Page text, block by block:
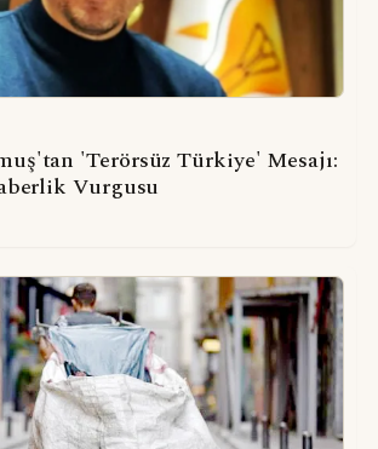
'Terörsüz Türkiye' Mesajı:
Vurgusu